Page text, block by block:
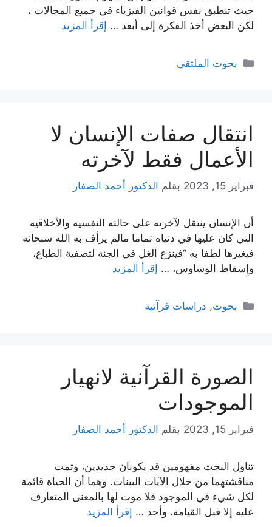
حيث تنطبق نفس قوانين الفيزياء في جميع المجالات ،
لكن البعض أخذ الفكرة إلى أبعد … إقرأ المزيد
التصنيفات
بحوث الملتقى
انتقال صفات الإنسان لا
الأعمال فقط لآخرته
فبراير 15, 2023 بقلم الدكتور أحمد الصفار
أن الإنسان ينتقل لآخرته على حالته النفسية والأخلاقية
التي كان عليها في دنياه تماما مالم يرأف به الله سبحانه
فيغيرها لطفا به “فينزع الغل في الجنة لتصفية الطباع،
وإِسقاط الوساوس، … إقرأ المزيد
التصنيفات
بحوث, دراسات قرآنية
الصورة القرآنية لانهيار
الموجودات
فبراير 15, 2023 بقلم الدكتور أحمد الصفار
تناول البحث مفهومين قد يكونان جديدين، وتمت
مناقشتهما من خلال الآيات البينات. وهما أن الحياة قائمة
لكل شيء في الموجود فلا موت لها بالمعنى المتعارف
عليه إلا قبل القيامة، وأحد … إقرأ المزيد